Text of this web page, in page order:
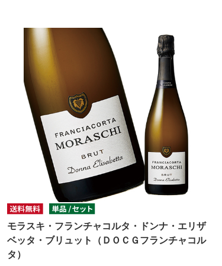
モラスキ・フランチャコルタ・ドンナ・エリザ
ベッタ・ブリュット（ＤＯＣＧフランチャコル
タ）